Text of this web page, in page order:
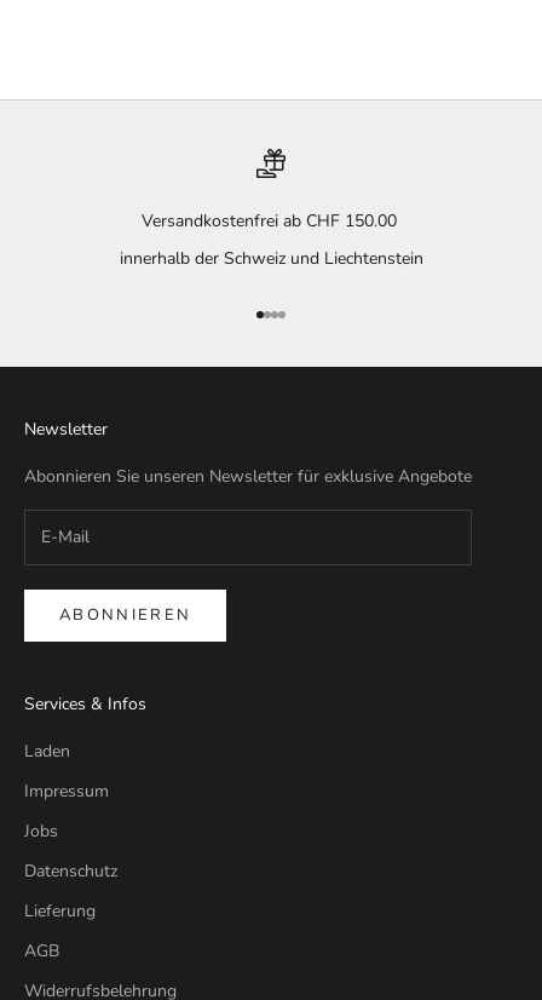
Versandkostenfrei ab CHF 150.00
innerhalb der Schweiz und Liechtenstein
Gehe zu Element 1
Gehe zu Element 2
Gehe zu Element 3
Gehe zu Element 4
Newsletter
Abonnieren Sie unseren Newsletter für exklusive Angebote
ABONNIEREN
Services & Infos
Laden
Impressum
Jobs
Datenschutz
Lieferung
AGB
Widerrufsbelehrung